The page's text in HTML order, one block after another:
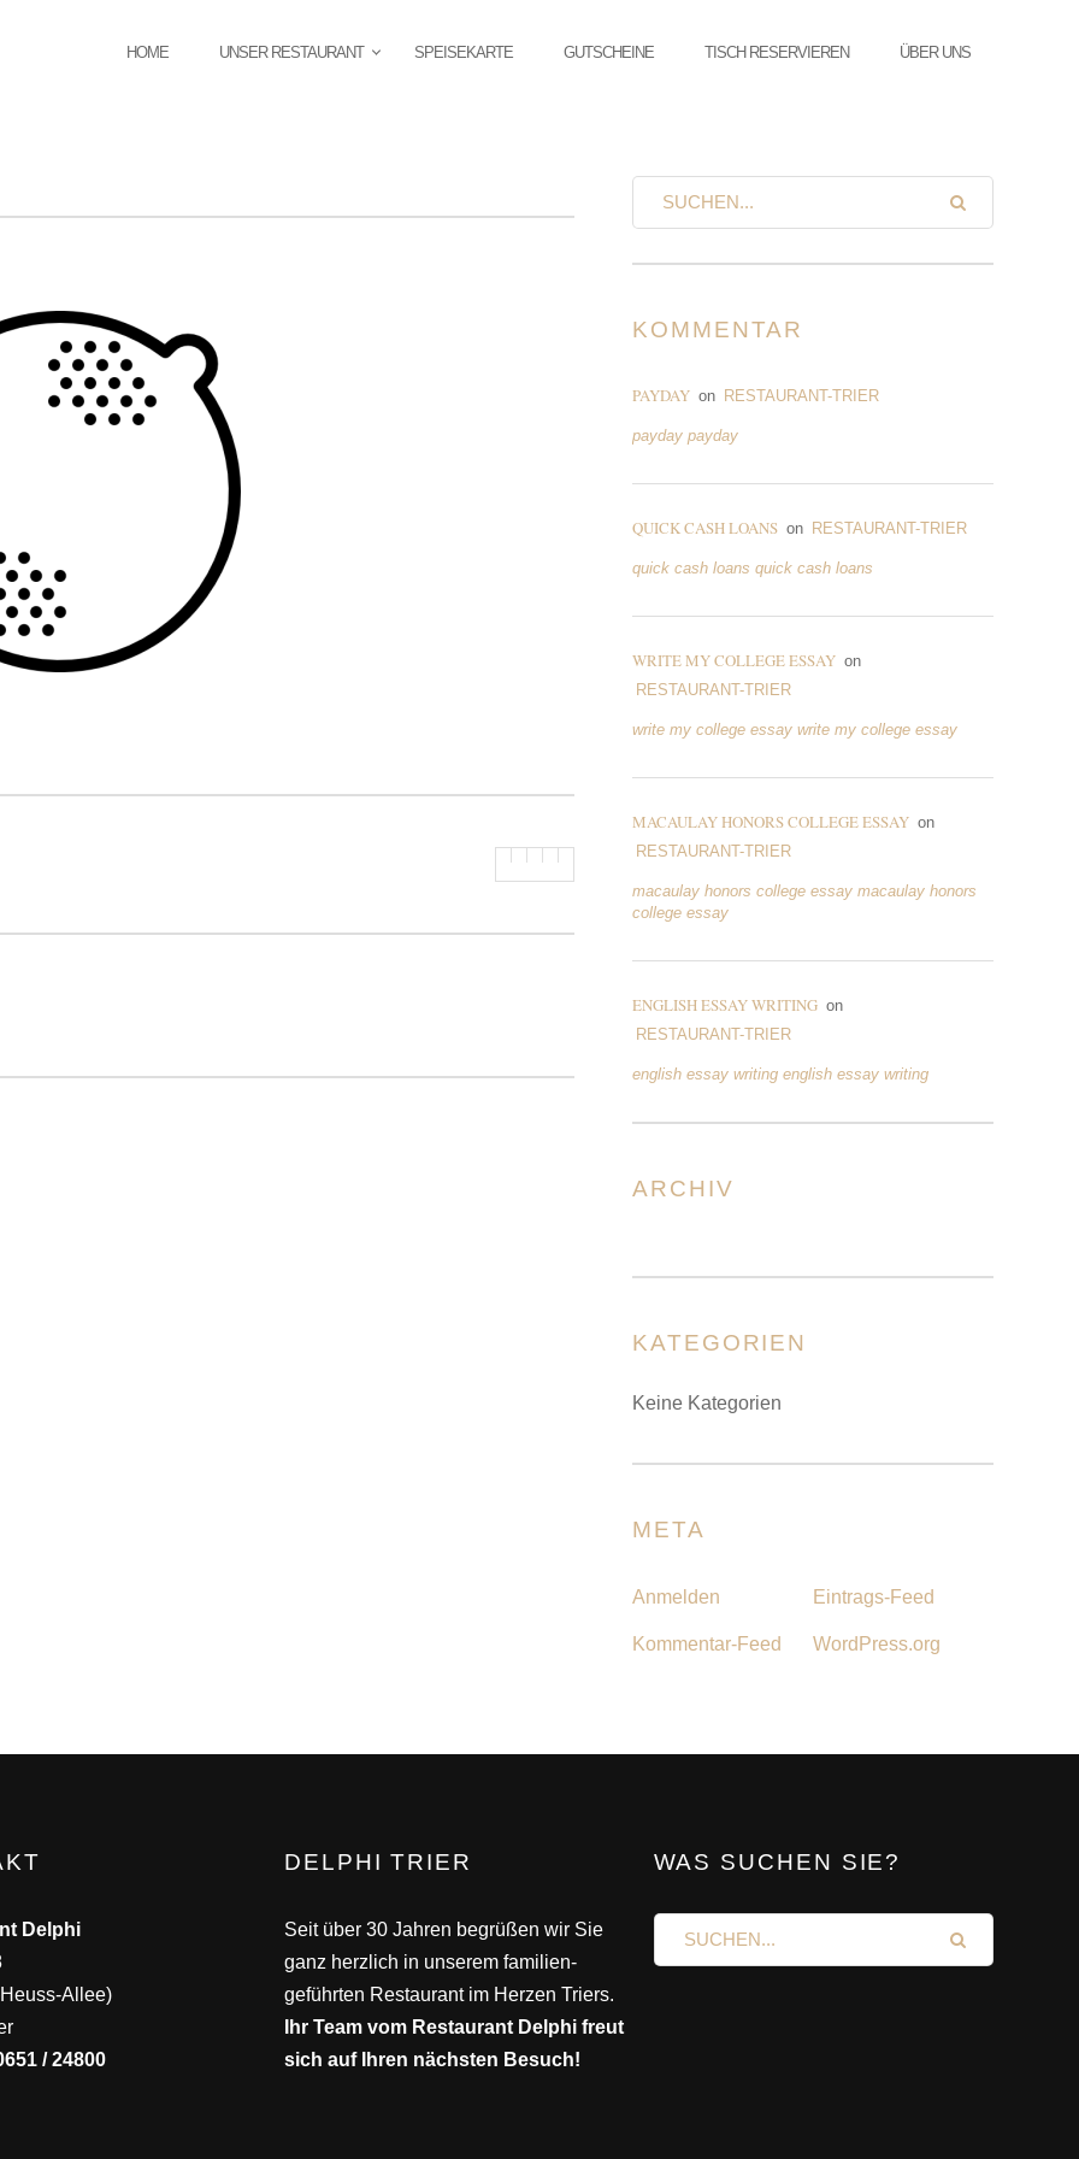
PRIMÄR-
HOME UNSER RESTAURANT SPEISEKARTE GUTSCHEINE TISCH RESERVIEREN ÜBER UNS
KOMMENTAR
PAYDAY on RESTAURANT-TRIER
payday payday
QUICK CASH LOANS on RESTAURANT-TRIER
quick cash loans quick cash loans
WRITE MY COLLEGE ESSAY on
RESTAURANT-TRIER
write my college essay write my college essay
MACAULAY HONORS COLLEGE ESSAY on
RESTAURANT-TRIER
macaulay honors college essay macaulay honors
college essay
ENGLISH ESSAY WRITING on
RESTAURANT-TRIER
english essay writing english essay writing
ARCHIV
KATEGORIEN
Keine Kategorien
META
Anmelden Eintrags-Feed
Kommentar-Feed WordPress.org
Delphi
Allee)
/ 24800
DELPHI TRIER
Seit über 30 Jahren begrüßen wir Sie
ganz herzlich in unserem familien-
geführten Restaurant im Herzen Triers.
Ihr Team vom Restaurant Delphi freut
sich auf Ihren nächsten Besuch!
WAS SUCHEN SIE?